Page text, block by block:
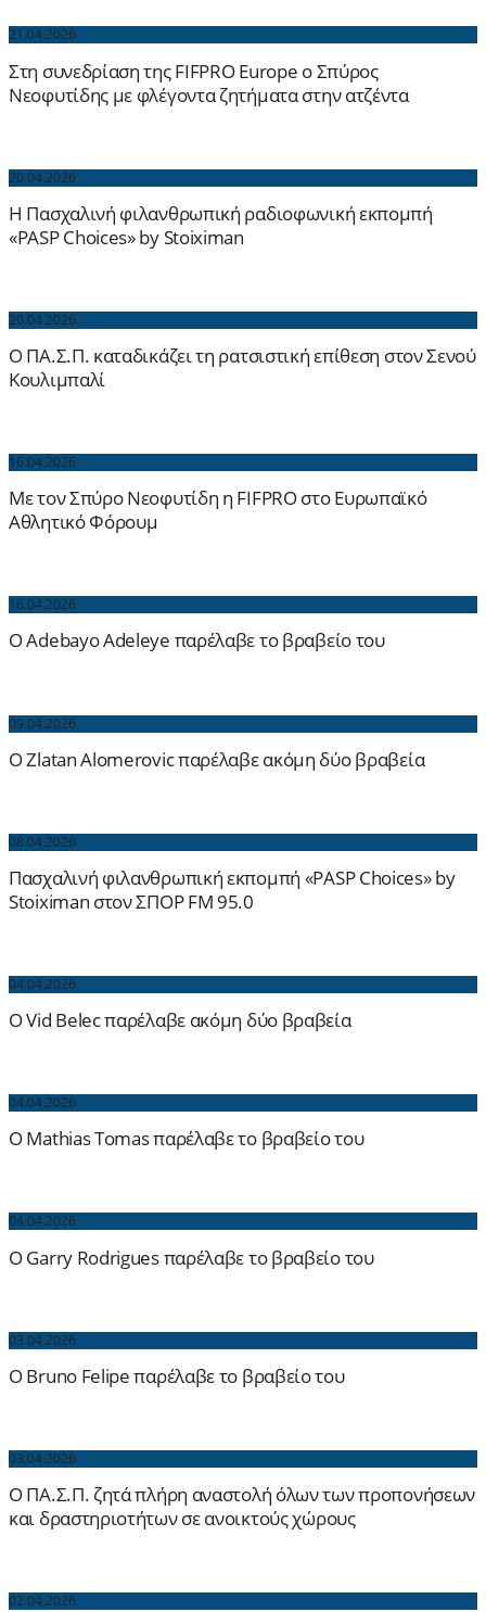
21.04.2026
Στη συνεδρίαση της FIFPRO Europe ο Σπύρος
Νεοφυτίδης με φλέγοντα ζητήματα στην ατζέντα
20.04.2026
H Πασχαλινή φιλανθρωπική ραδιοφωνική εκπομπή
«PASP Choices» by Stoiximan
20.04.2026
Ο ΠΑ.Σ.Π. καταδικάζει τη ρατσιστική επίθεση στον Σενού
Κουλιμπαλί
16.04.2026
Με τον Σπύρο Νεοφυτίδη η FIFPRO στο Ευρωπαϊκό
Αθλητικό Φόρουμ
16.04.2026
Ο Adebayo Adeleye παρέλαβε το βραβείο του
09.04.2026
O Zlatan Alomerovic παρέλαβε ακόμη δύο βραβεία
08.04.2026
Πασχαλινή φιλανθρωπική εκπομπή «PASP Choices» by
Stoiximan στον ΣΠΟΡ FM 95.0
04.04.2026
O Vid Belec παρέλαβε ακόμη δύο βραβεία
04.04.2026
O Mathias Tomas παρέλαβε το βραβείο του
04.04.2026
O Garry Rodrigues παρέλαβε το βραβείο του
03.04.2026
O Bruno Felipe παρέλαβε το βραβείο του
03.04.2026
Ο ΠΑ.Σ.Π. ζητά πλήρη αναστολή όλων των προπονήσεων
και δραστηριοτήτων σε ανοικτούς χώρους
02.04.2026